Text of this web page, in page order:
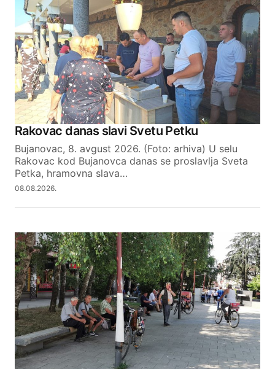
Required fields are marked*
Comment*
Your Name
Your E-mail
Rakovac danas slavi Svetu Petku
Bujanovac, 8. avgust 2026. (Foto: arhiva) U selu
Rakovac kod Bujanovca danas se proslavlja Sveta
Petka, hramovna slava…
08.08.2026.